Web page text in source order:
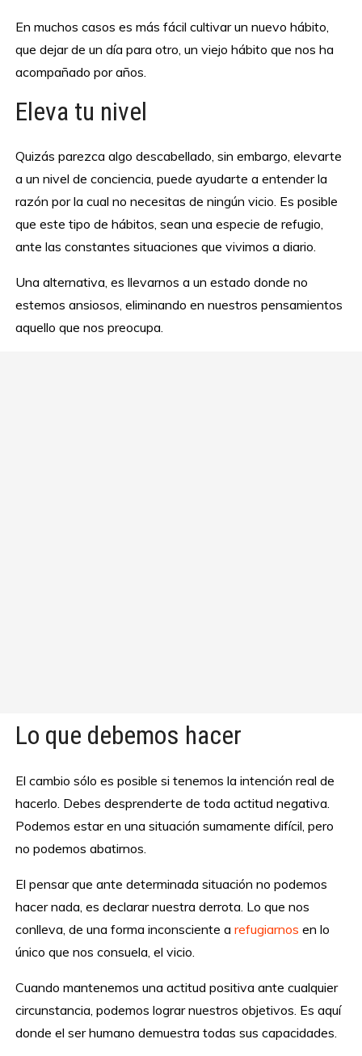
En muchos casos es más fácil cultivar un nuevo hábito,
que dejar de un día para otro, un viejo hábito que nos ha
acompañado por años.
Eleva tu nivel
Quizás parezca algo descabellado, sin embargo, elevarte
a un nivel de conciencia, puede ayudarte a entender la
razón por la cual no necesitas de ningún vicio. Es posible
que este tipo de hábitos, sean una especie de refugio,
ante las constantes situaciones que vivimos a diario.
Una alternativa, es llevarnos a un estado donde no
estemos ansiosos, eliminando en nuestros pensamientos
aquello que nos preocupa.
Lo que debemos hacer
El cambio sólo es posible si tenemos la intención real de
hacerlo. Debes desprenderte de toda actitud negativa.
Podemos estar en una situación sumamente difícil, pero
no podemos abatirnos.
El pensar que ante determinada situación no podemos
hacer nada, es declarar nuestra derrota. Lo que nos
conlleva, de una forma inconsciente arefugiarnos en lo
único que nos consuela, el vicio.
Cuando mantenemos una actitud positiva ante cualquier
circunstancia, podemos lograr nuestros objetivos. Es aquí
donde el ser humano demuestra todas sus capacidades.